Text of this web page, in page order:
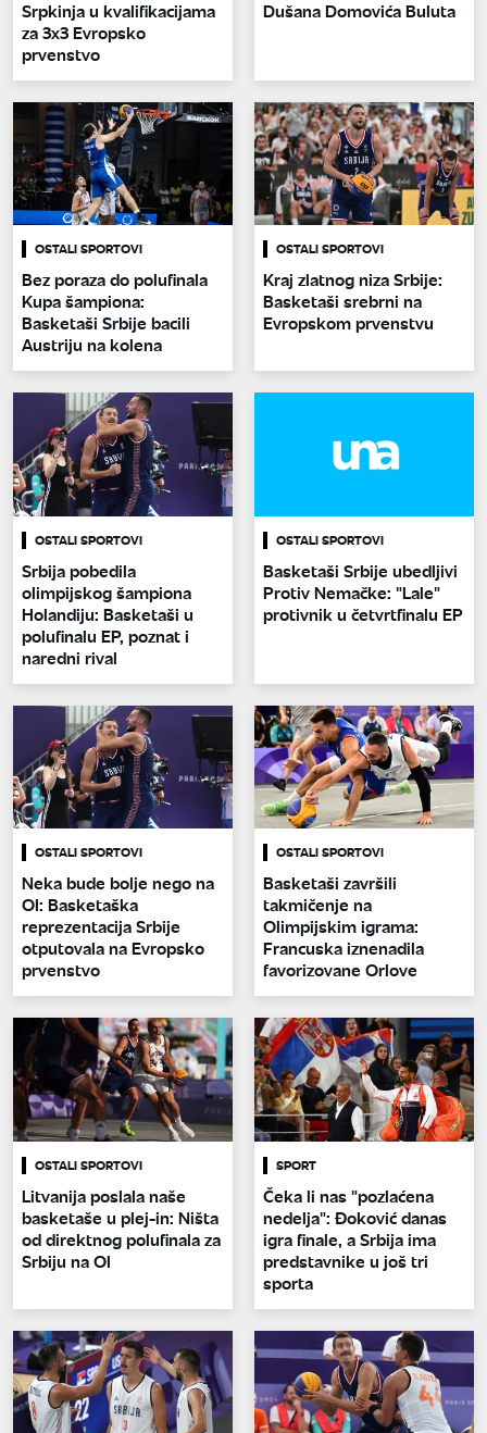
Srpkinja u kvalifikacijama
za 3x3 Evropsko
prvenstvo
Dušana Domovića Buluta
OSTALI SPORTOVI
Bez poraza do polufinala
Kupa šampiona:
Basketaši Srbije bacili
Austriju na kolena
OSTALI SPORTOVI
Kraj zlatnog niza Srbije:
Basketaši srebrni na
Evropskom prvenstvu
OSTALI SPORTOVI
Srbija pobedila
olimpijskog šampiona
Holandiju: Basketaši u
polufinalu EP, poznat i
naredni rival
OSTALI SPORTOVI
Basketaši Srbije ubedljivi
Protiv Nemačke: "Lale"
protivnik u četvrtfinalu EP
OSTALI SPORTOVI
Neka bude bolje nego na
OI: Basketaška
reprezentacija Srbije
otputovala na Evropsko
prvenstvo
OSTALI SPORTOVI
Basketaši završili
takmičenje na
Olimpijskim igrama:
Francuska iznenadila
favorizovane Orlove
OSTALI SPORTOVI
Litvanija poslala naše
basketaše u plej-in: Ništa
od direktnog polufinala za
Srbiju na OI
SPORT
Čeka li nas "pozlaćena
nedelja": Đoković danas
igra finale, a Srbija ima
predstavnike u još tri
sporta